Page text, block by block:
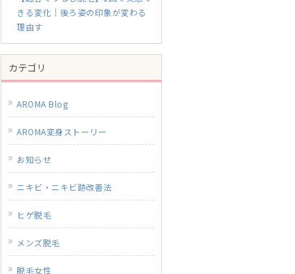
きる変化｜後ろ姿の印象が変わる
理由す
カテゴリ
AROMA Blog
AROMA変身ストーリー
お知らせ
ニキビ・ニキビ跡改善法
ヒゲ脱毛
メンズ脱毛
脱毛女性